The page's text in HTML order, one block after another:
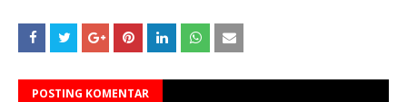
POSTING KOMENTAR